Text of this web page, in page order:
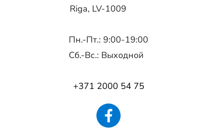
Riga, LV-1009
Пн.-Пт.: 9:00-19:00
Сб.-Вс.: Выходной
+371 2000 54 75